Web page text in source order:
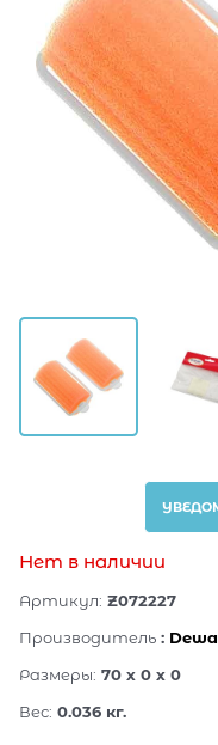
Нет в наличии
Артикул: Z072227
Производитель :
Размеры: 70 x 0 x 0
Вес: 0.036 кг.